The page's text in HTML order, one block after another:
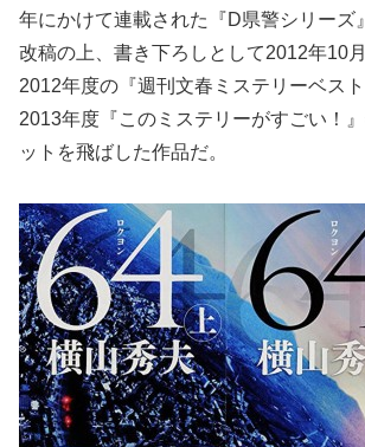
年にかけて連載された『D県警シリーズ
改稿の上、書き下ろしとして2012年10
2012年度の『週刊文春ミステリーベスト
2013年度『このミステリーがすごい！
ットを飛ばした作品だ。